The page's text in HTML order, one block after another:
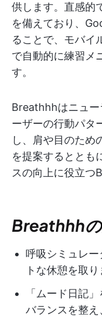
供します。直感的
を備えており、
ることで、モバイ
で自動的に練習メ
す。
Breathhhはニュー
ーザーの行動パタ
し、肩や目のため
を提案するととも
スの向上に役立つ
Breathhh
呼吸シミュレ
トな休憩を取り
「ムード日記
バランスを整え